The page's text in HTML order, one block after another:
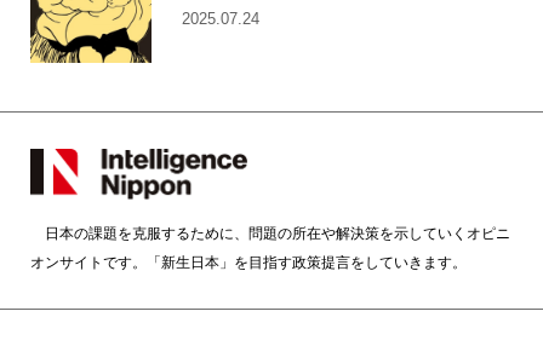
2025.07.24
日本の課題を克服するために、問題の所在や解決策を示していくオピニ
オンサイトです。「新生日本」を目指す政策提言をしていきます。